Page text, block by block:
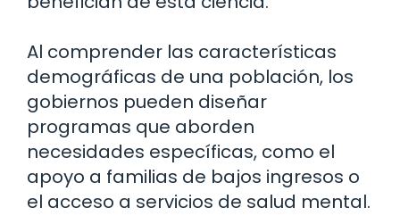
Al comprender las características
demográficas de una población, los
gobiernos pueden diseñar
programas que aborden
necesidades específicas, como el
apoyo a familias de bajos ingresos o
el acceso a servicios de salud mental.